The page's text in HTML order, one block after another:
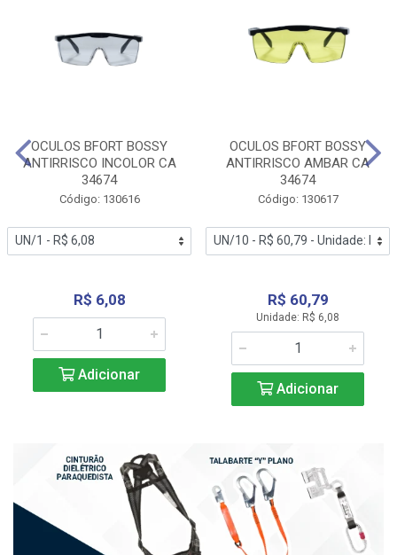
OCULOS BFORT BOSSY
ANTIRRISCO INCOLOR CA
34674
Código: 130616
R$ 6,08
Adicionar
OCULOS BFORT BOSSY
ANTIRRISCO AMBAR CA
34674
Código: 130617
R$ 60,79
Unidade: R$ 6,08
Adicionar